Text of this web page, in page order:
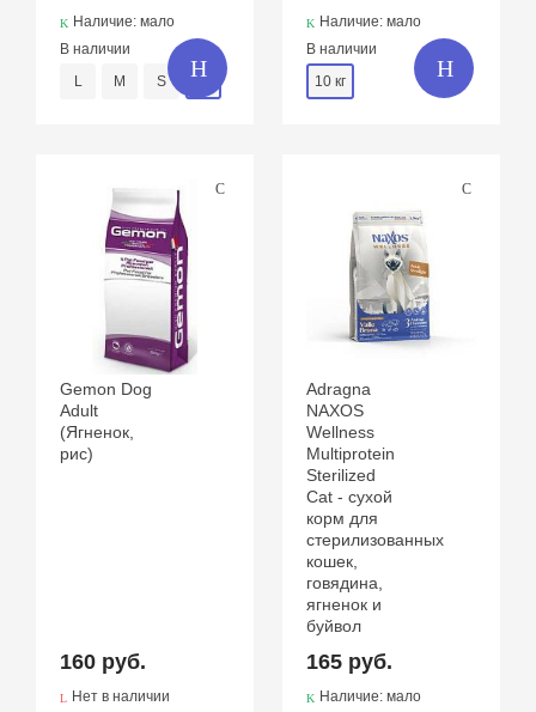
Наличие: мало
В наличии
L
M S XL
Наличие: мало
В наличии
10 кг
Gemon Dog
Adult
(Ягненок,
рис)
160 руб.
Нет в наличии
Adragna
NAXOS
Wellness
Multiprotein
Sterilized
Cat - сухой
корм для
стерилизованных
кошек,
говядина,
ягненок и
буйвол
165 руб.
Наличие: мало